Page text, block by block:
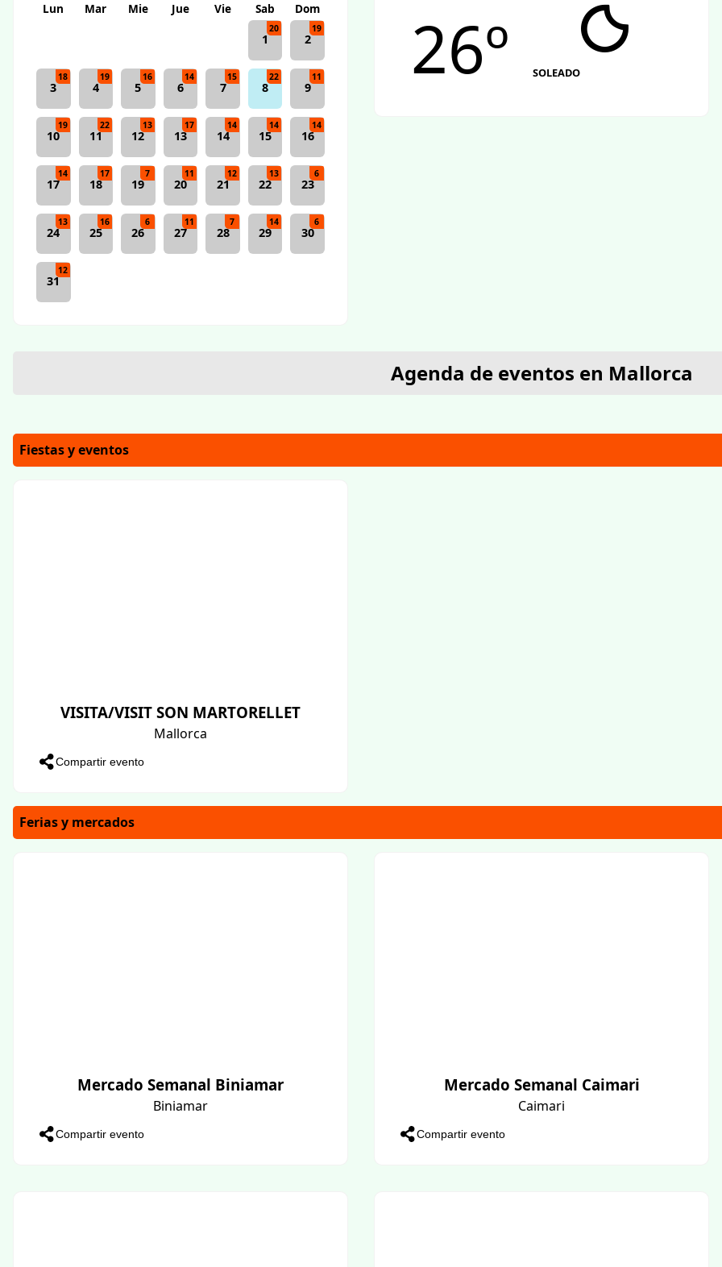
Lun Mar Mie Jue Vie Sab
Dom
1
20
2
19
3
18
4
19
5
16
6
14
7
15
8
22
9
11
10
19
11
22
12
13
13
17
14
14
15
14
16
14
17
14
18
17
19
7
20
11
21
12
22
13
23
6
24
13
25
16
26
6
27
11
28
7
29
14
30
6
31
12
26º SOLEADO
Agenda de eventos en Mallorca
Fiestas y eventos
VISITA/VISIT SON MARTORELLET
Mallorca
Compartir evento
Ferias y mercados
Mercado Semanal Biniamar
Biniamar
Compartir evento
Mercado Semanal Caimari
Caimari
Compartir evento